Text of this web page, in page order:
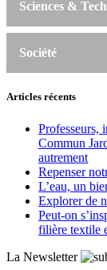
Sciences & Tech
Société
Articles récents
Professeurs,
Commun
autrement
Repenser
L’eau, un
Explorer de
Peut‑on
filière textile
La Newsletter